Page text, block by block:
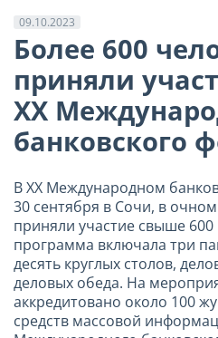
09.10.2023
Более 600
приняли
XX
банковского
В XX Международном
30 сентября в Сочи, в
приняли участие свыше 600
программа включала три
десять круглых столов,
деловых обеда. На
аккредитовано около 100
средств массовой